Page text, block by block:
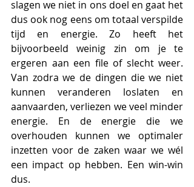
slagen we niet in ons doel en gaat het
dus ook nog eens om totaal verspilde
tijd en energie. Zo heeft het
bijvoorbeeld weinig zin om je te
ergeren aan een file of slecht weer.
Van zodra we de dingen die we niet
kunnen veranderen loslaten en
aanvaarden, verliezen we veel minder
energie. En de energie die we
overhouden kunnen we optimaler
inzetten voor de zaken waar we wél
een impact op hebben. Een win-win
dus.